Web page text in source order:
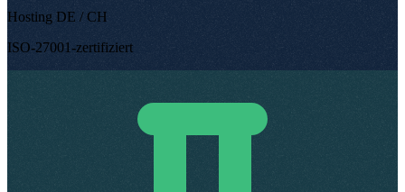
Hosting DE / CH
ISO-27001-zertifiziert